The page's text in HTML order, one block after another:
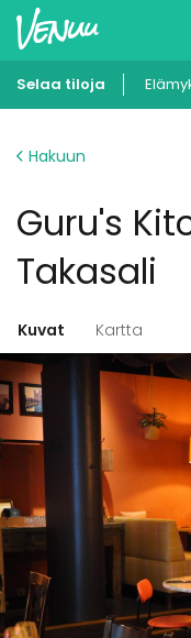
Selaa tiloja
Hakuun
Guru's
Takasali
Kuvat Kartta